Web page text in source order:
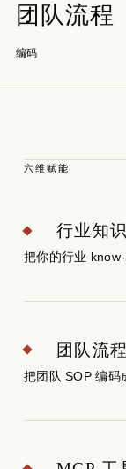
团队流程
编码
六维赋能
行业知识
把你的行业
团队流程
把团队 SOP 编码